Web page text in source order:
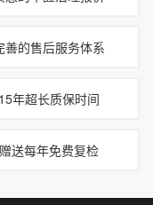
善的售后服务体系
15年超长质保时间
赠送每年免费复检